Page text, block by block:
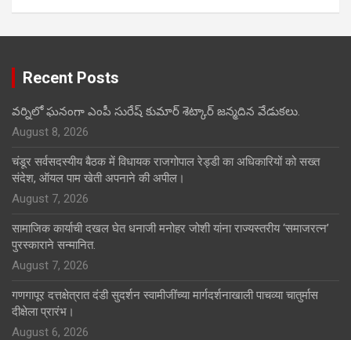
Recent Posts
వర్నిలో ఘనంగా ఎంపీ సురేష్ కుమార్ శెట్కార్ జన్మదిన వేడుకలు.
August 8, 2026
चंडूर सर्वसदस्यीय बैठक में विधायक राजगोपाल रेड्डी का अधिकारियों को सख्त
संदेश, ऑयल पाम खेती अपनाने की अपील।
August 7, 2026
सामाजिक कार्याची दखल घेत धनाजी मनोहर जोशी यांना राज्यस्तरीय ‘समाजरत्न’
पुरस्काराने सन्मानित.
August 7, 2026
गणगापूर दत्तक्षेत्रात दंडी सुदर्शन स्वामीजींच्या मार्गदर्शनाखाली पाचव्या चातुर्मास
दीक्षेला प्रारंभ।
August 6, 2026